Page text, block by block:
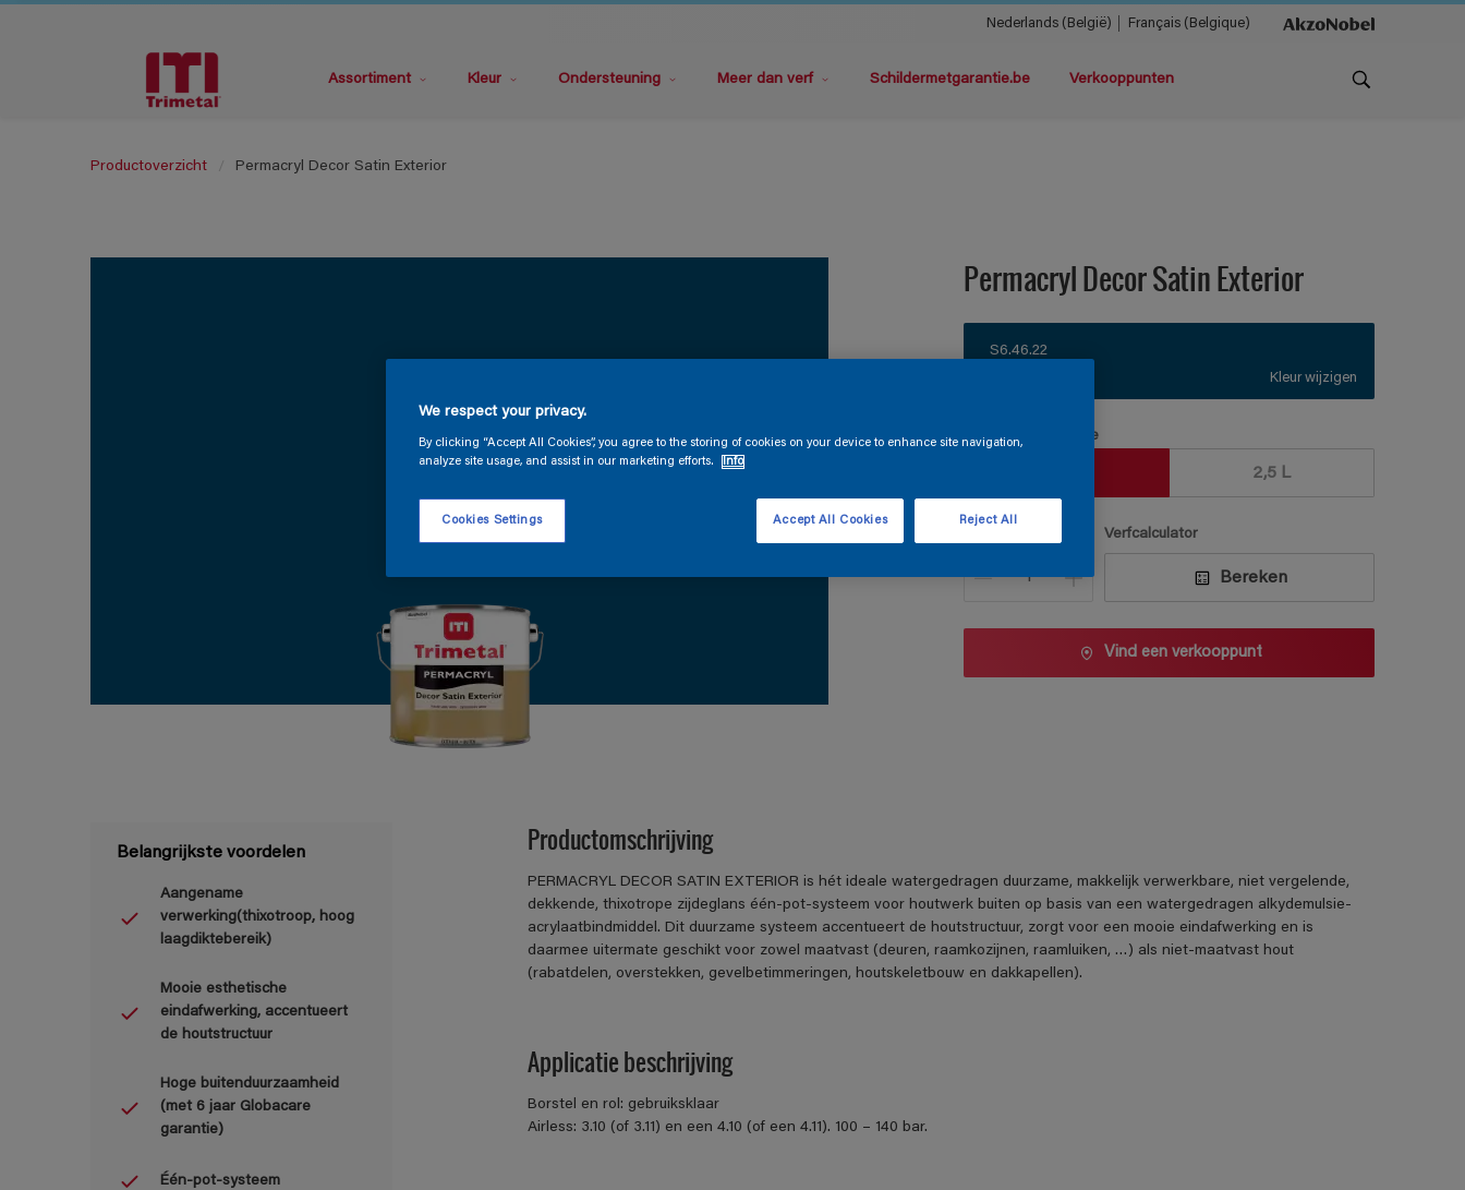
Nederlands (België) Français (Belgique)
Assortiment Kleur Ondersteuning Meer dan verf Schildermetgarantie.be Verkooppunten
Productoverzicht Permacryl Decor Satin Exterior
Permacryl Decor Satin Exterior
S6.46.22
Kleur wijzigen
Verpakkingsgrootte
2,5 L
Verfcalculator
Bereken
Vind een verkooppunt
Belangrijkste voordelen
Aangename
verwerking(thixotroop, hoog
laagdiktebereik)
Mooie esthetische
eindafwerking, accentueert
de houtstructuur
Hoge buitenduurzaamheid
(met 6 jaar Globacare
garantie)
Één-pot-systeem
Productomschrijving
PERMACRYL DECOR SATIN EXTERIOR is hét ideale watergedragen duurzame, makkelijk verwerkbare, niet vergelende,
dekkende, thixotrope zijdeglans één-pot-systeem voor houtwerk buiten op basis van een watergedragen alkydemulsie-
acrylaatbindmiddel. Dit duurzame systeem accentueert de houtstructuur, zorgt voor een mooie eindafwerking en is
daarmee uitermate geschikt voor zowel maatvast (deuren, raamkozijnen, raamluiken, …) als niet-maatvast hout
(rabatdelen, overstekken, gevelbetimmeringen, houtskeletbouw en dakkapellen).
Applicatie beschrijving
Borstel en rol: gebruiksklaar
Airless: 3.10 (of 3.11) en een 4.10 (of een 4.11). 100 – 140 bar.
We respect your privacy.
By clicking “Accept All Cookies”, you agree to the storing of cookies on your device to enhance site navigation,
analyze site usage, and assist in our marketing efforts.
Info
Cookies Settings Reject All
Accept All Cookies